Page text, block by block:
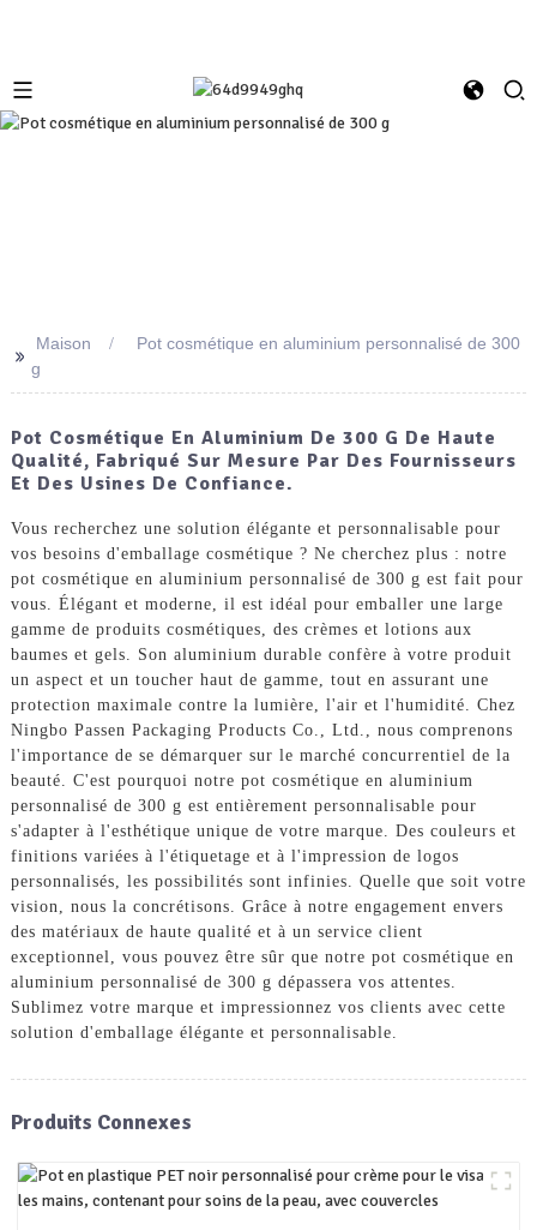
>> Maison
Pot cosmétique en aluminium personnalisé de 300
g
Pot Cosmétique En Aluminium De 300 G De Haute
Qualité, Fabriqué Sur Mesure Par Des Fournisseurs
Et Des Usines De Confiance.
Vous recherchez une solution élégante et personnalisable pour
vos besoins d'emballage cosmétique ? Ne cherchez plus : notre
pot cosmétique en aluminium personnalisé de 300 g est fait pour
vous. Élégant et moderne, il est idéal pour emballer une large
gamme de produits cosmétiques, des crèmes et lotions aux
baumes et gels. Son aluminium durable confère à votre produit
un aspect et un toucher haut de gamme, tout en assurant une
protection maximale contre la lumière, l'air et l'humidité. Chez
Ningbo Passen Packaging Products Co., Ltd., nous comprenons
l'importance de se démarquer sur le marché concurrentiel de la
beauté. C'est pourquoi notre pot cosmétique en aluminium
personnalisé de 300 g est entièrement personnalisable pour
s'adapter à l'esthétique unique de votre marque. Des couleurs et
finitions variées à l'étiquetage et à l'impression de logos
personnalisés, les possibilités sont infinies. Quelle que soit votre
vision, nous la concrétisons. Grâce à notre engagement envers
des matériaux de haute qualité et à un service client
exceptionnel, vous pouvez être sûr que notre pot cosmétique en
aluminium personnalisé de 300 g dépassera vos attentes.
Sublimez votre marque et impressionnez vos clients avec cette
solution d'emballage élégante et personnalisable.
Produits Connexes